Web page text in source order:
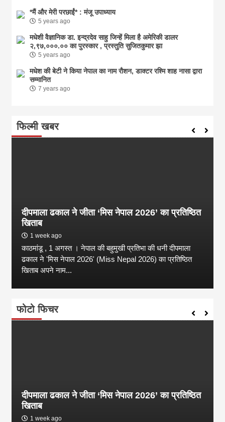
*मैं और मेरी परछाईं* : मंजू उपाध्याय
5 years ago
मधेशी वैज्ञानिक डा. इन्द्रदेव साहु जिन्हें मिला है अमेरिकी डालर
२,९७,०००.०० का पुरस्कार , प्रस्तुति सुजितकुमार झा
5 years ago
मधेश की बेटी ने किया नेपाल का नाम राैशन, डाक्टर रश्मि शाह नासा द्वारा
सम्मानित
7 years ago
फिल्मी खबर
दीपमाला ढकाल ने जीता ‘मिस नेपाल 2026’ का प्रतिष्ठित
खिताब
1 week ago
काठमांडू , 1 अगस्त । नेपाल की बहुमुखी प्रतिभा की धनी दीपमाला
ढकाल ने 'मिस नेपाल 2026' (Miss Nepal 2026) का प्रतिष्ठित
खिताब अपने नाम...
फोटो फिचर
दीपमाला ढकाल ने जीता ‘मिस नेपाल 2026’ का प्रतिष्ठित
खिताब
1 week ago